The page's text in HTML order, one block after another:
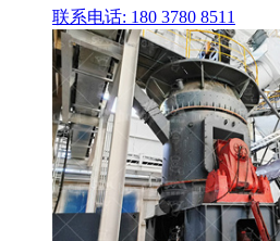
联系电话: 180 3780 8511